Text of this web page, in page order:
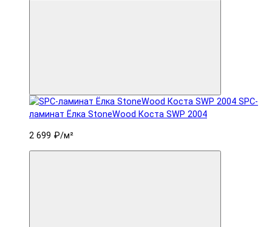
SPC-
ламинат Ëлка StoneWood Коста SWP 2004
2 699 ₽/м²